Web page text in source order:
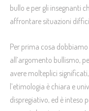
bullo e per gli insegnanti
affrontare situazioni
Per prima cosa
all’argomento bullismo,
avere molteplici
l’etimologia è chiara e
dispregiativo, ed è inteso